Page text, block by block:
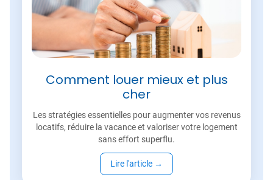
Comment louer mieux et plus
cher
Les stratégies essentielles pour augmenter vos revenus
locatifs, réduire la vacance et valoriser votre logement
sans effort superflu.
Lire l'article →